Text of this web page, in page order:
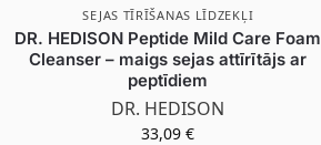
SEJAS TĪRĪŠANAS LĪDZEKĻI
DR. HEDISON Peptide Mild Care Foam
Cleanser – maigs sejas attīrītājs ar
peptīdiem
DR. HEDISON
33,09€